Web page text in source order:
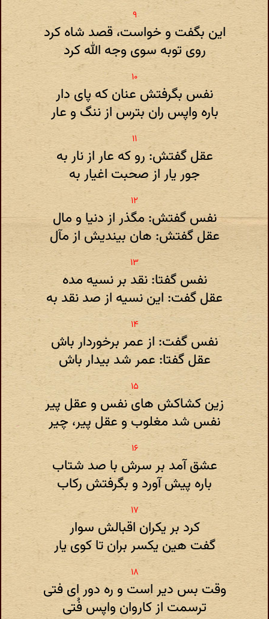
این بگفت و خواست، قصد شاه کرد
روی توبه سوی وجه الله کرد
نفس بگرفتش عنان که پای دار
باره واپس ران بترس از ننگ و عار
عقل گفتش: رو که عار از نار به
جور یار از صحبت اغیار به
نفس گفتش: مگذر از دنیا و مال
عقل گفتش: هان بیندیش از مآل
نفس گفتا: نقد بر نسیه مده
عقل گفت: این نسیه از صد نقد به
نفس گفت: از عمر برخوردار باش
عقل گفتا: عمر شد بیدار باش
زین کشاکش های نفس و عقل پیر
نفس شد مغلوب و عقل پیر، چیر
عشق آمد بر سرش با صد شتاب
باره پیش آورد و بگرفتش رکاب
کرد بر یکران اقبالش سوار
گفت هین یکسر بران تا کوی یار
وقت بس دیر است و ره دور ای فتی
ترسمت از کاروان واپس فُتی